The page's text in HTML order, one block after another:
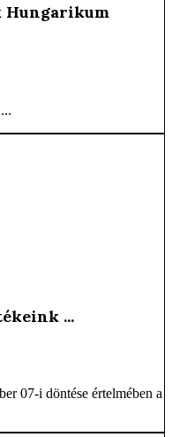
Hungarikum
...
07-i döntése értelmében a